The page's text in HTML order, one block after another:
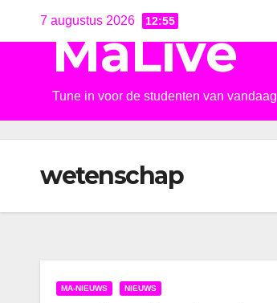
7 augustus 2026 12:55
MaLive
Tune in voor de studenten van vandaag
wetenschap
MA-NIEUWS NIEUWS